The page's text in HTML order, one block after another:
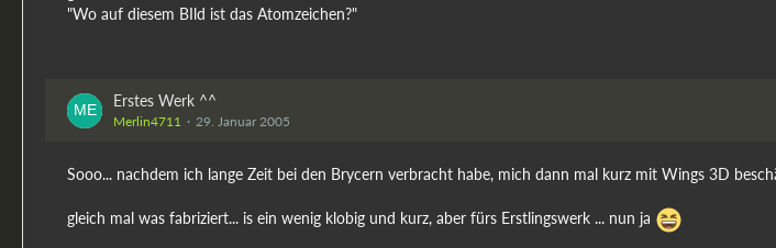
"Wo auf diesem BIld ist das Atomzeichen?"
Erstes Werk ^^
Merlin4711 29. Januar 2005
Sooo... nachdem ich lange Zeit bei den Brycern verbracht habe, mich dann mal kurz mit Wings 3D
gleich mal was fabriziert... is ein wenig klobig und kurz, aber fürs Erstlingswerk ... nun ja